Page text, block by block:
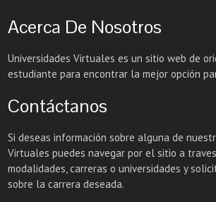
Acerca De Nosotros
Universidades Virtuales es un sitio web de
estudiante para encontrar la mejor opción
Contáctanos
Si deseas información sobre alguna de
Virtuales puedes navegar por el sitio a
modalidades, carreras o universidades y
sobre la carrera deseada.